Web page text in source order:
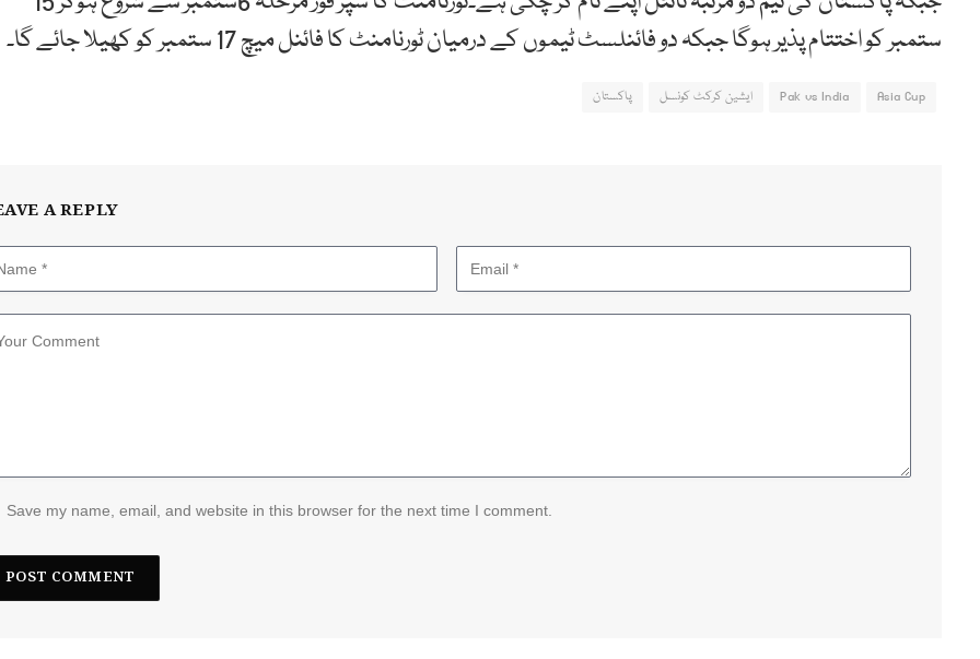
ستمبر کو اختتام پذیر ہوگا جبکہ دو فائنلسٹ ٹیموں کے درمیان ٹورنامنٹ کا فائنل میچ 17 ستمبر کو کھیلا جائے گا۔
Asia Cup
Pak vs India ایشین کرکٹ کونسل پاکستان
A REPLY
Save my name, email, and website in this browser for the next time I comment.